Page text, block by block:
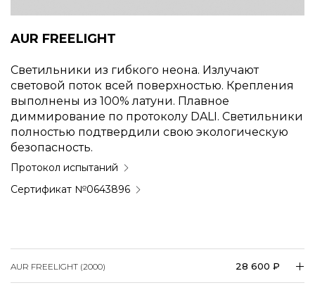
световой поток всей поверхностью. Крепления
выполнены из 100% латуни. Плавное
диммирование по протоколу DALI. Светильники
полностью подтвердили свою экологическую
безопасность.
Протокол испытаний
Сертификат №0643896
AUR FREELIGHT (2000) 28 600 ₽
AUR FREELIGHT (5000) 100 800 ₽